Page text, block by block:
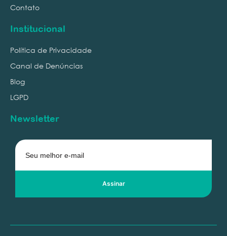
Contato
Institucional
Política de Privacidade
Canal de Denúncias
Blog
LGPD
Newsletter
Assinar